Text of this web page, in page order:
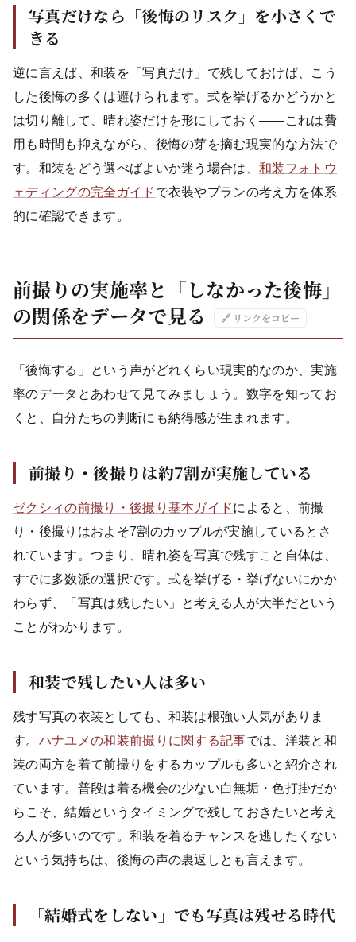
写真だけなら「後悔のリスク」を小さくで
きる
逆に言えば、和装を「写真だけ」で残しておけば、こう
した後悔の多くは避けられます。式を挙げるかどうかと
は切り離して、晴れ姿だけを形にしておく——これは費
用も時間も抑えながら、後悔の芽を摘む現実的な方法で
す。和装をどう選べばよいか迷う場合は、和装フォトウ
ェディングの完全ガイド で衣装やプランの考え方を体系
的に確認できます。
前撮りの実施率と「しなかった後悔」
の関係をデータで見る
🔗 リンクをコピー
「後悔する」という声がどれくらい現実的なのか、実施
率のデータとあわせて見てみましょう。数字を知ってお
くと、自分たちの判断にも納得感が生まれます。
前撮り・後撮りは約7割が実施している
ゼクシィの前撮り・後撮り基本ガイドによると、前撮
り・後撮りはおよそ7割のカップルが実施しているとさ
れています。つまり、晴れ姿を写真で残すこと自体は、
すでに多数派の選択です。式を挙げる・挙げないにかか
わらず、「写真は残したい」と考える人が大半だという
ことがわかります。
和装で残したい人は多い
残す写真の衣装としても、和装は根強い人気がありま
す。 ハナユメの和装前撮りに関する記事では、洋装と和
装の両方を着て前撮りをするカップルも多いと紹介され
ています。普段は着る機会の少ない白無垢・色打掛だか
らこそ、結婚というタイミングで残しておきたいと考え
る人が多いのです。和装を着るチャンスを逃したくない
という気持ちは、後悔の声の裏返しとも言えます。
「結婚式をしない」でも写真は残せる時代